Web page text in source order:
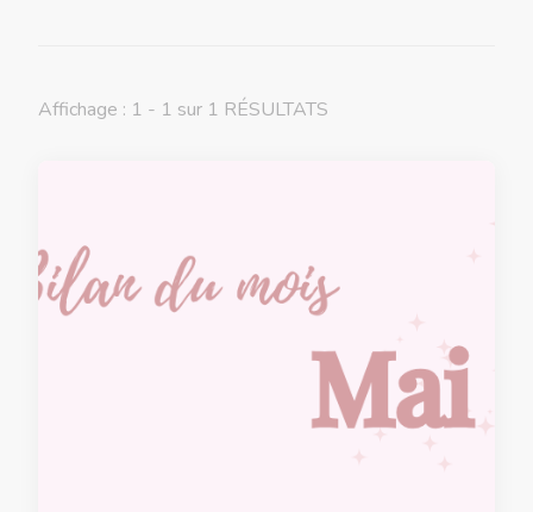
Affichage : 1 - 1 sur 1 RÉSULTATS